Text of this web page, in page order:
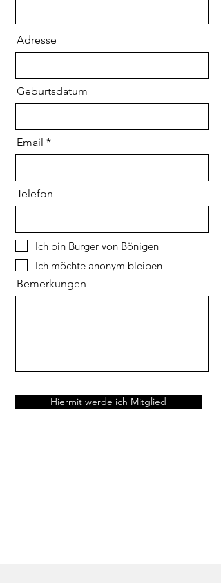
Adresse
Geburtsdatum
Email
Telefon
Ich bin Burger von Bönigen
Ich möchte anonym bleiben
Bemerkungen
Hiermit werde ich Mitglied